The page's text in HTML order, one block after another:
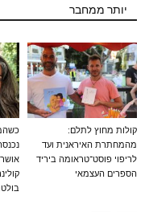
יותר ממחבר
קולות מחוץ לתלם:
מהמחתרת האיראנית ועד
לריפוי פוסט־טראומה ביריד
הספרים העצמאי